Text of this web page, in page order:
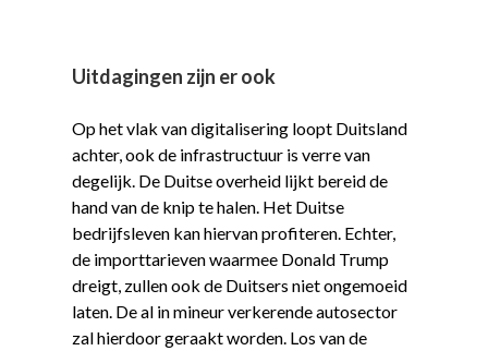
Uitdagingen zijn er ook
Op het vlak van digitalisering loopt Duitsland
achter, ook de infrastructuur is verre van
degelijk. De Duitse overheid lijkt bereid de
hand van de knip te halen. Het Duitse
bedrijfsleven kan hiervan profiteren. Echter,
de importtarieven waarmee Donald Trump
dreigt, zullen ook de Duitsers niet ongemoeid
laten. De al in mineur verkerende autosector
zal hierdoor geraakt worden. Los van de